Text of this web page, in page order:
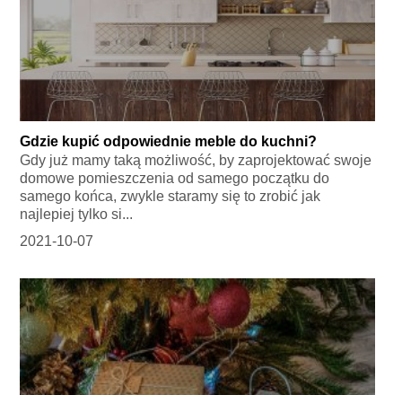
Gdzie kupić odpowiednie meble do kuchni?
Gdy już mamy taką możliwość, by zaprojektować swoje
domowe pomieszczenia od samego początku do
samego końca, zwykle staramy się to zrobić jak
najlepiej tylko si...
2021-10-07